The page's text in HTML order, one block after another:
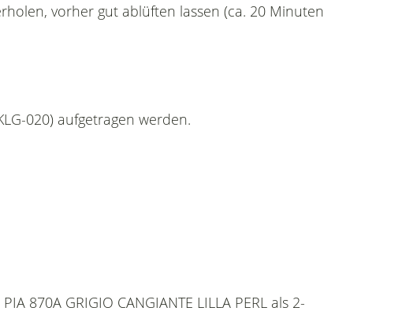
vorher gut ablüften lassen (ca. 20 Minuten
020) aufgetragen werden.
870A GRIGIO CANGIANTE LILLA PERL als 2-